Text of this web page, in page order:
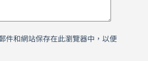
件和網站保存在此瀏覽器中，以便